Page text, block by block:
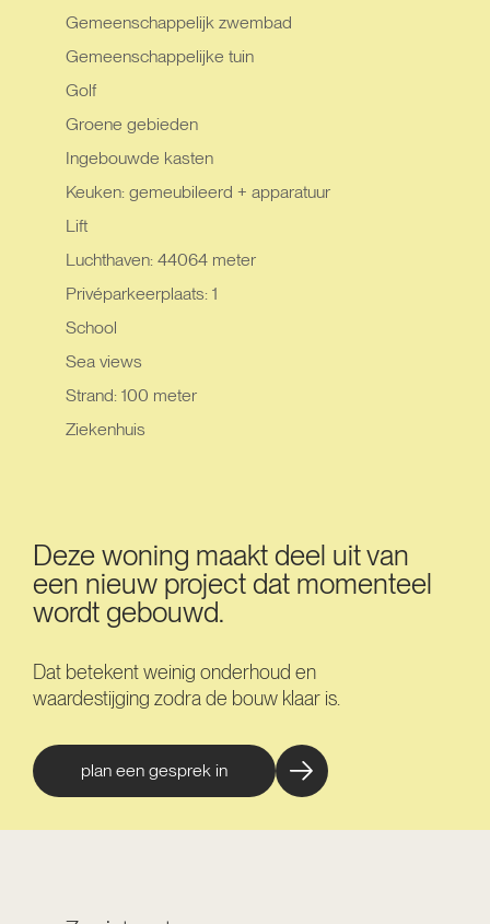
Gemeenschappelijk zwembad
Gemeenschappelijke tuin
Golf
Groene gebieden
Ingebouwde kasten
Keuken: gemeubileerd + apparatuur
Lift
Luchthaven: 44064 meter
Privéparkeerplaats: 1
School
Sea views
Strand: 100 meter
Ziekenhuis
Deze woning maakt deel uit van
een nieuw project dat momenteel
wordt gebouwd.
Dat betekent weinig onderhoud en
waardestijging zodra de bouw klaar is.
plan een gesprek in